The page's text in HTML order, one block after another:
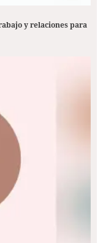
y relaciones para